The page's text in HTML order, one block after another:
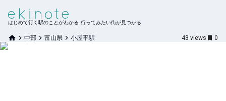
はじめて行く駅のことがわかる 行ってみたい街が見つかる
中部 富山県 小屋平駅 43 views 0